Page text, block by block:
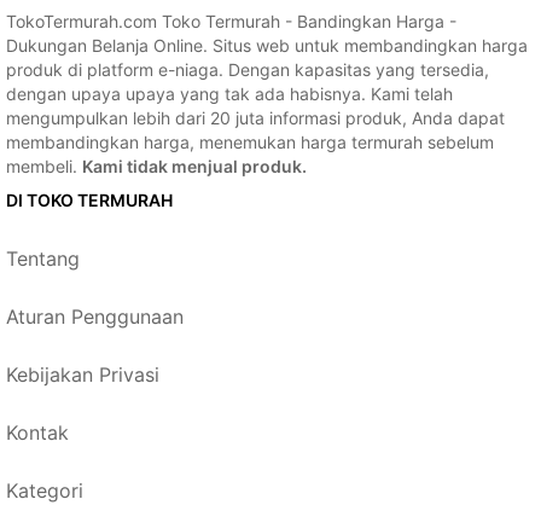
TokoTermurah.com Toko Termurah - Bandingkan Harga -
Dukungan Belanja Online. Situs web untuk membandingkan harga
produk di platform e-niaga. Dengan kapasitas yang tersedia,
dengan upaya upaya yang tak ada habisnya. Kami telah
mengumpulkan lebih dari 20 juta informasi produk, Anda dapat
membandingkan harga, menemukan harga termurah sebelum
membeli. Kami tidak menjual produk.
DI TOKO TERMURAH
Tentang
Aturan Penggunaan
Kebijakan Privasi
Kontak
Kategori